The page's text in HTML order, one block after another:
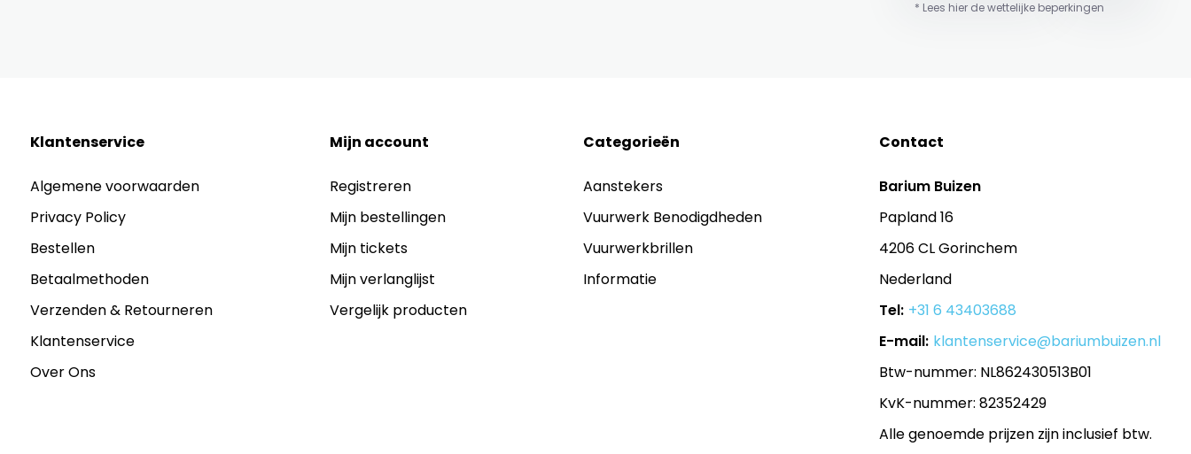
* Lees hier de wettelijke beperkingen
Klantenservice
Algemene voorwaarden
Privacy Policy
Bestellen
Betaalmethoden
Verzenden & Retourneren
Klantenservice
Over Ons
Mijn account
Registreren
Mijn bestellingen
Mijn tickets
Mijn verlanglijst
Vergelijk producten
Categorieën
Aanstekers
Vuurwerk Benodigdheden
Vuurwerkbrillen
Informatie
Contact
Barium Buizen
Papland 16
4206 CL Gorinchem
Nederland
Tel: +31 6 43403688
E-mail: klantenservice@bariumbuizen.nl
Btw-nummer: NL862430513B01
KvK-nummer: 82352429
Alle genoemde prijzen zijn inclusief btw.